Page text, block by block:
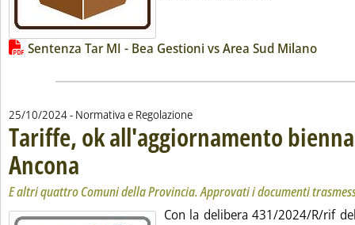
Lista allegati PDF alla notizia
Sentenza Tar MI - Bea Gestioni vs Area Sud Milano
25/10/2024- Normativa e Regolazione
Tariffe, ok all'aggiornamento
Ancona . Sottotitolo: E altri quattro Comuni della Provincia. Approvati i
. Pubblicata venerdì 25 ottobre 2024 alle 17.22.
E altri quattro Comuni della Provincia. Approvati i documenti
Con la delibera 431/2024/R/rif